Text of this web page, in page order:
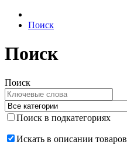
Поиск
Поиск
Поиск
Поиск в подкатегориях
Искать в описании товаров